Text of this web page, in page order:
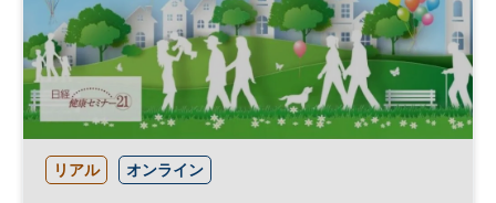
リアル オンライン